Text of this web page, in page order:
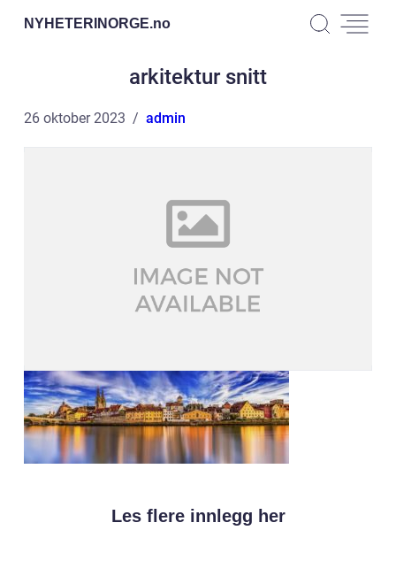
NYHETERINORGE.no
arkitektur snitt
26 oktober 2023 admin
Les flere innlegg her